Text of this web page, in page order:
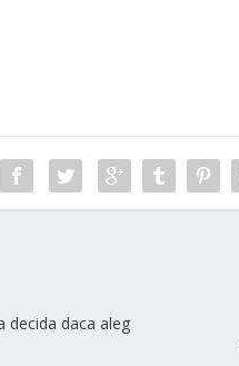
decida daca aleg